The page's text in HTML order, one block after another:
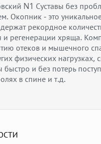
N1 Суставы без
Окопник - это
рекордное
регенерации хряща.
отеков и мышечного
физических
и без потерь
в спине и т.д.